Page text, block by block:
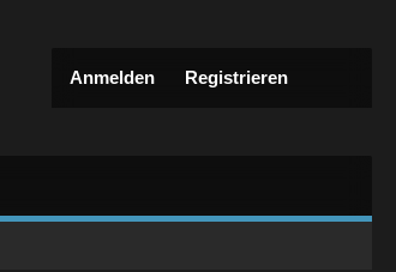
Anmelden Registrieren